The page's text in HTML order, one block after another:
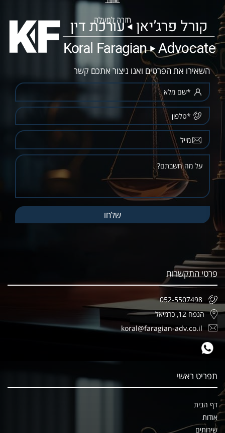
חזרה למעלה
השאירו את הפרטים ואנו ניצור אתכם קשר
פרטי התקשרות
052-5507498
הנפח 12, כרמיאל
koral@faragian-adv.co.il
תפריט ראשי
דף הבית
אודות
שירותים